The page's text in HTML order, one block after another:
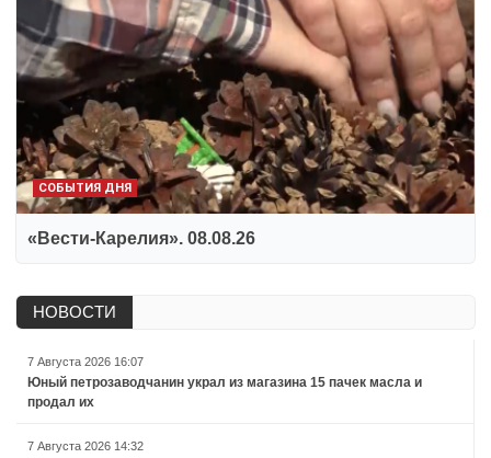
СОБЫТИЯ ДНЯ
«Вести-Карелия». 08.08.26
НОВОСТИ
7 Августа 2026 16:07
Юный петрозаводчанин украл из магазина 15 пачек масла и
продал их
7 Августа 2026 14:32